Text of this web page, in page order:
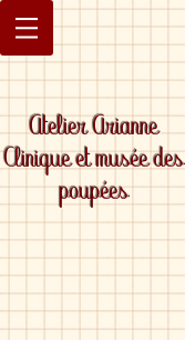
Atelier Arianne
Clinique et musée des
poupées